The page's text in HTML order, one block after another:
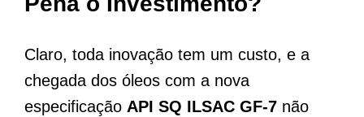
Claro, toda inovação tem um custo, e a
chegada dos óleos com a nova
especificação API SQ ILSAC GF-7 não